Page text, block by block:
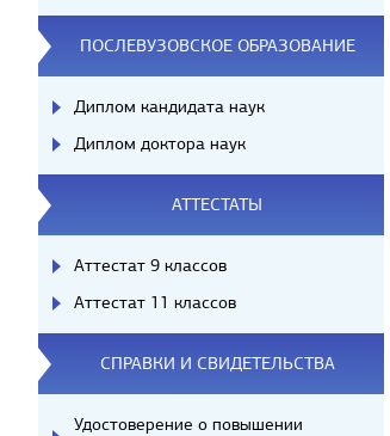
ПОСЛЕВУЗОВСКОЕ ОБРАЗОВАНИЕ
Диплом кандидата наук
Диплом доктора наук
АТТЕСТАТЫ
Аттестат 9 классов
Аттестат 11 классов
СПРАВКИ И СВИДЕТЕЛЬСТВА
Удостоверение о повышении